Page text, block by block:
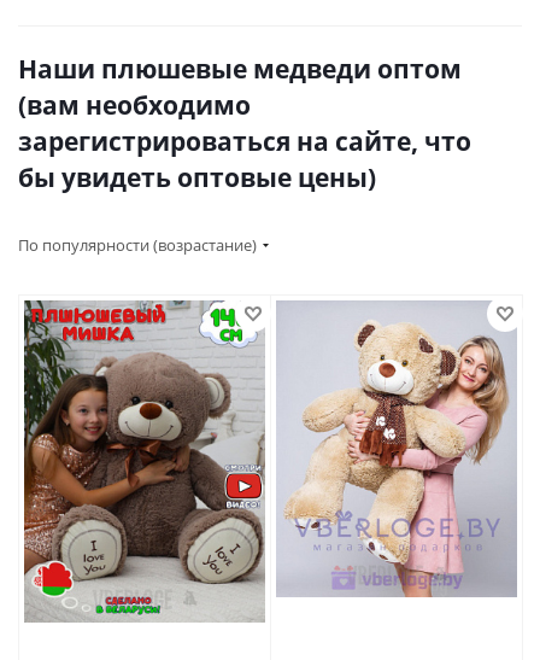
Наши плюшевые медведи оптом
(вам необходимо
зарегистрироваться на сайте, что
бы увидеть оптовые цены)
По популярности (возрастание)